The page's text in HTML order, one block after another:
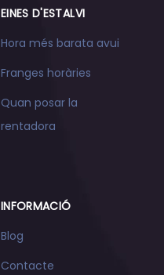
EINES D'ESTALVI
Hora més barata avui
Franges horàries
Quan posar la
rentadora
INFORMACIÓ
Blog
Contacte